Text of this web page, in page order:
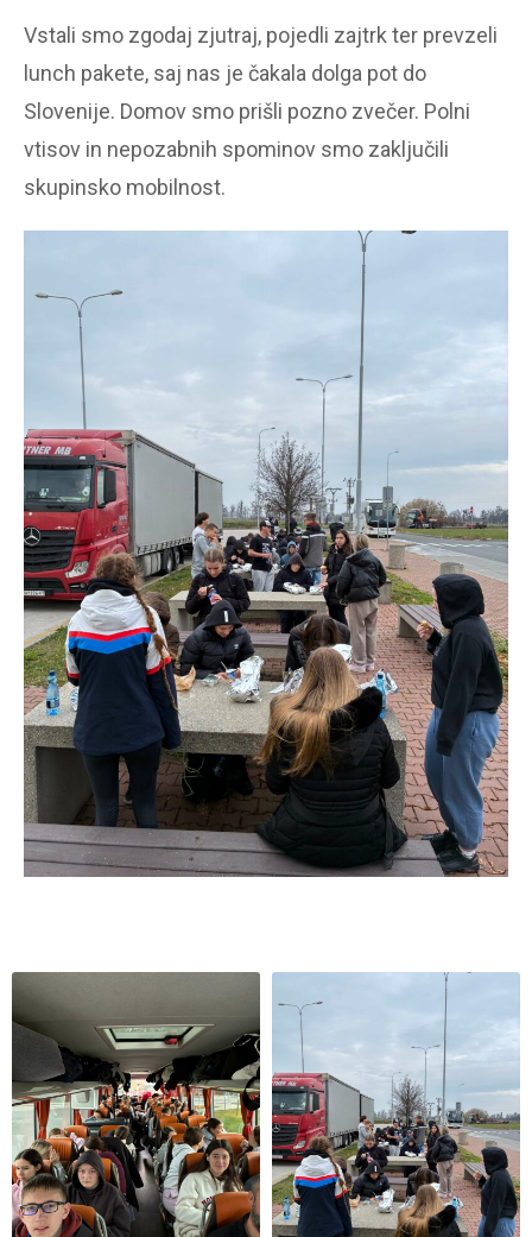
Vstali smo zgodaj zjutraj, pojedli zajtrk ter prevzeli
lunch pakete, saj nas je čakala dolga pot do
Slovenije. Domov smo prišli pozno zvečer. Polni
vtisov in nepozabnih spominov smo zaključili
skupinsko mobilnost.